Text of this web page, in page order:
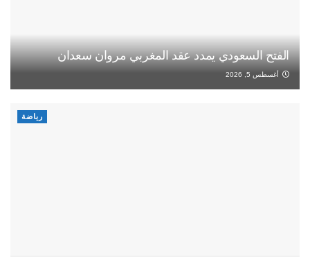
الفتح السعودي يمدد عقد المغربي مروان سعدان
أغسطس 5, 2026
رياضة